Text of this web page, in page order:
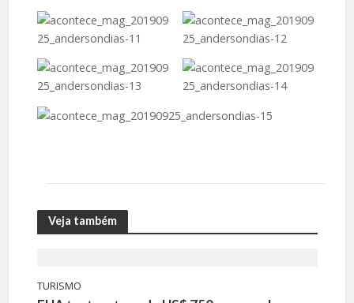
Veja também
TURISMO